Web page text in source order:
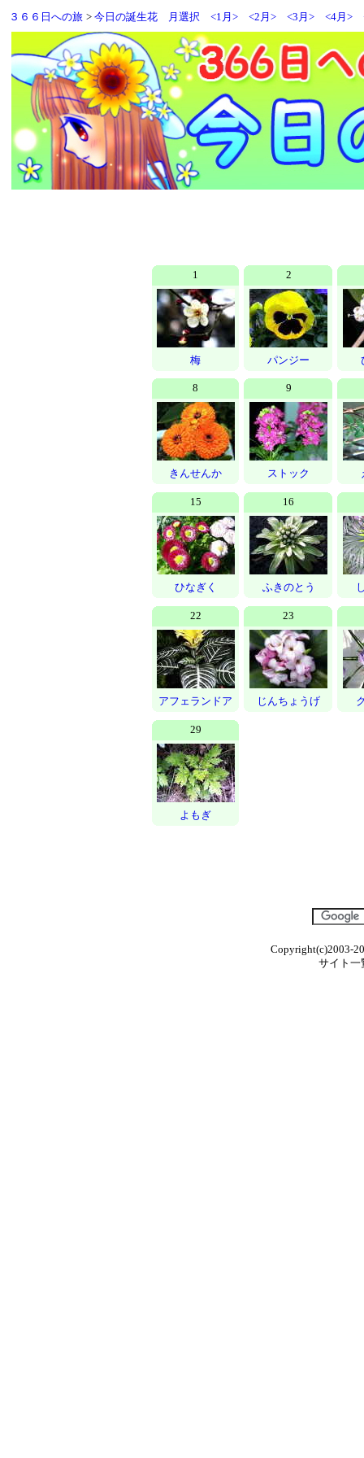
３６６日への旅 > 今日の誕生花 月選択 <1月> <2月> <3月> <4月>
1
梅
2
パンジー
8
きんせんか
9
ストック
15
ひなぎく
16
ふきのとう
22
アフェランドア
23
じんちょうげ
29
よもぎ
Copyright(c)2003-
サイト